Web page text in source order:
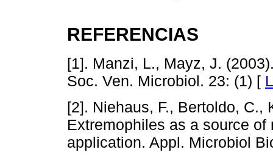
REFERENCIAS
[1]. Manzi, L., Mayz, J.
Soc. Ven. Microbiol. 23: (1) [
[2]. Niehaus, F., Bertoldo, C.,
Extremophiles as a source
application. Appl. Microbiol